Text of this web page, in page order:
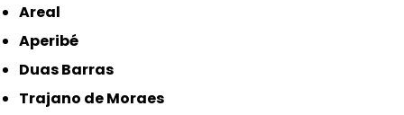
Areal
Aperibé
Duas Barras
Trajano de Moraes